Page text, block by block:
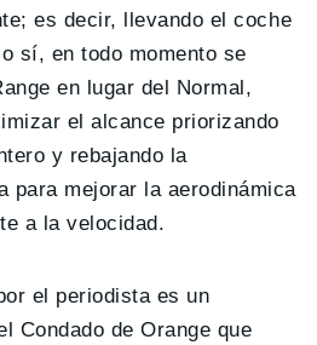
es decir, llevando el coche
sí, en todo momento se
en lugar del Normal,
el alcance priorizando
y rebajando la
para mejorar la aerodinámica
a la velocidad.
el periodista es un
Condado de Orange que